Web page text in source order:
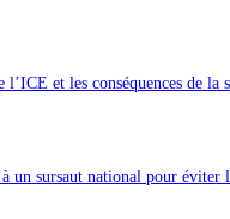
et les conséquences de la
un sursaut national pour éviter